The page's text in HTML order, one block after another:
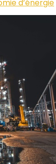
d’énergie